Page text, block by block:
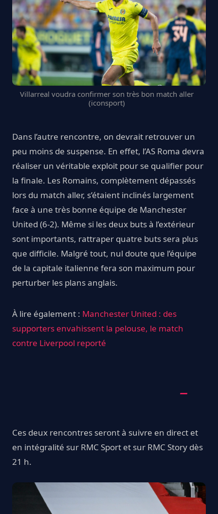
Villarreal voudra confirmer son très bon match aller
(iconsport)
Dans l’autre rencontre, on devrait retrouver un
peu moins de suspense. En effet, l’AS Roma devra
réaliser un véritable exploit pour se qualifier pour
la finale. Les Romains, complètement dépassés
lors du match aller, s’étaient inclinés largement
face à une très bonne équipe de Manchester
United (6-2). Même si les deux buts à l’extérieur
sont importants, rattraper quatre buts sera plus
que difficile. Malgré tout, nul doute que l’équipe
de la capitale italienne fera son maximum pour
perturber les plans anglais.
À lire également : Manchester United : des
supporters envahissent la pelouse, le match
contre Liverpool reporté
Ces deux rencontres seront à suivre en direct et
en intégralité sur RMC Sport et sur RMC Story dès
21 h.